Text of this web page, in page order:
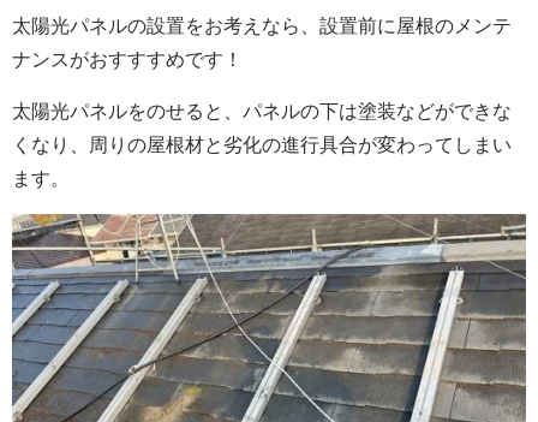
太陽光パネルの設置をお考えなら、設置前に屋根のメンテ
ナンスがおすすすめです！
太陽光パネルをのせると、パネルの下は塗装などができな
くなり、周りの屋根材と劣化の進行具合が変わってしまい
ます。